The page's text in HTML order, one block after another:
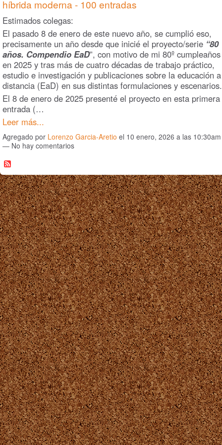
híbrida moderna - 100 entradas
Estimados colegas:
El pasado 8 de enero de este nuevo año, se cumplió eso,
precisamente un año desde que inicié el proyecto/serie “80
años. Compendio EaD”, con motivo de mi 80º cumpleaños
en 2025 y tras más de cuatro décadas de trabajo práctico,
estudio e investigación y publicaciones sobre la educación a
distancia (EaD) en sus distintas formulaciones y escenarios.
El 8 de enero de 2025 presenté el proyecto en esta primera
entrada (…
Leer más...
Agregado por Lorenzo Garcia-Aretio el 10 enero, 2026 a las 10:30am
— No hay comentarios